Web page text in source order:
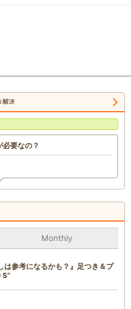
解決
要なの？
Monthly
参考になるかも？』足つき＆プ